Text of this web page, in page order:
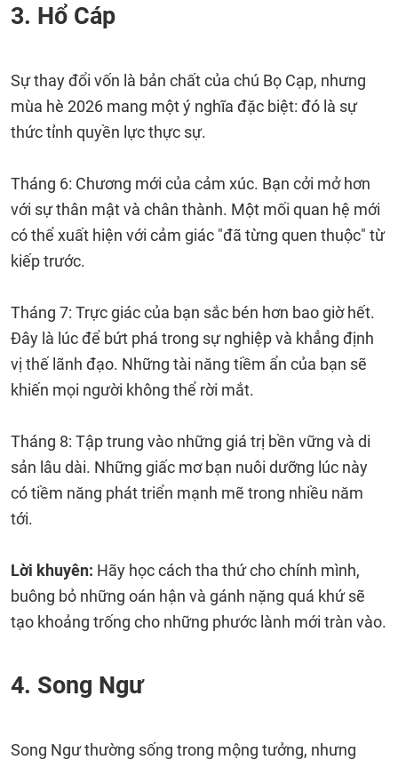
3. Hổ Cáp
Sự thay đổi vốn là bản chất của chú Bọ Cạp, nhưng
mùa hè 2026 mang một ý nghĩa đặc biệt: đó là sự
thức tỉnh quyền lực thực sự.
Tháng 6: Chương mới của cảm xúc. Bạn cởi mở hơn
với sự thân mật và chân thành. Một mối quan hệ mới
có thể xuất hiện với cảm giác "đã từng quen thuộc" từ
kiếp trước.
Tháng 7: Trực giác của bạn sắc bén hơn bao giờ hết.
Đây là lúc để bứt phá trong sự nghiệp và khẳng định
vị thế lãnh đạo. Những tài năng tiềm ẩn của bạn sẽ
khiến mọi người không thể rời mắt.
Tháng 8: Tập trung vào những giá trị bền vững và di
sản lâu dài. Những giấc mơ bạn nuôi dưỡng lúc này
có tiềm năng phát triển mạnh mẽ trong nhiều năm
tới.
Lời khuyên: Hãy học cách tha thứ cho chính mình,
buông bỏ những oán hận và gánh nặng quá khứ sẽ
tạo khoảng trống cho những phước lành mới tràn vào.
4. Song Ngư
Song Ngư thường sống trong mộng tưởng, nhưng